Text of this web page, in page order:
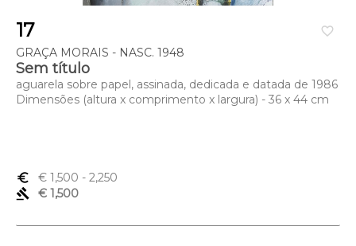
favorite_border
17
GRAÇA MORAIS - NASC. 1948
Sem título
aguarela sobre papel, assinada, dedicada e datada de 1986
Dimensões (altura x comprimento x largura) - 36 x 44 cm
euro_symbol € 1,500 - 2,250
gavel
€ 1,500